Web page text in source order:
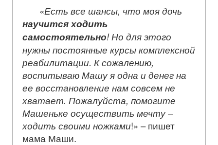
«Есть все шансы, что моя дочь
научится ходить
самостоятельно! Но для этого
нужны постоянные курсы комплексной
реабилитации. К сожалению,
воспитываю Машу я одна и денег на
ее восстановление нам совсем не
хватает. Пожалуйста, помогите
Машеньке осуществить мечту –
ходить своими ножками!» – пишет
мама Маши.